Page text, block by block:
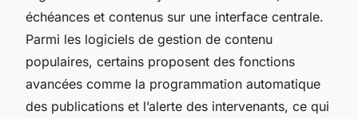
échéances et contenus sur une interface centrale.
Parmi les logiciels de gestion de contenu
populaires, certains proposent des fonctions
avancées comme la programmation automatique
des publications et l’alerte des intervenants, ce qui